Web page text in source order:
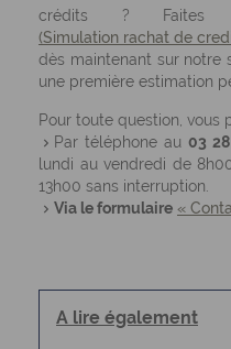
crédits ?
(Simulation rachat de
dès maintenant sur notre
une première estimation
Pour toute question, vous
Par téléphone au03
lundi au vendredi de
13h00 sans interruption.
Via le formulaire «
A lire également